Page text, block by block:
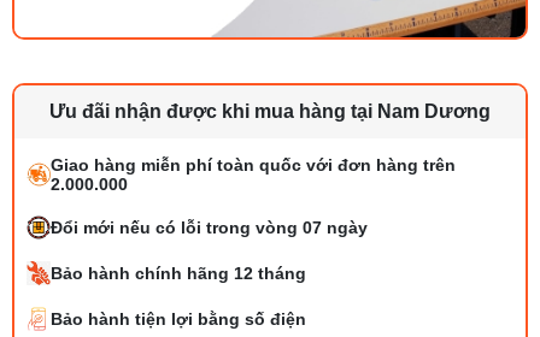
Ưu đãi nhận được khi mua hàng tại Nam Dương
Giao hàng miễn phí toàn quốc với đơn hàng trên
2.000.000
Đổi mới nếu có lỗi trong vòng 07 ngày
Bảo hành chính hãng 12 tháng
Bảo hành tiện lợi bằng số điện